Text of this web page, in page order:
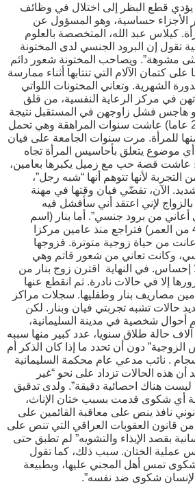
يؤدي قطع البظر إلى اختلال في وظائف
الأجزاء حساسية، وهو المسؤول عن
كيلاس عبد الله، المتخصصة بالعلوم
تقول إن البرود الجنسي لدى المختونة
مشوهة”. ويصاحب المختونة شعور دائم
كتمان الآلام التي تنتابها أثناء ممارسة
الشهرية. وتعاني المختونات اللواتي
في مركز الرعاية النفسية، من قلق
أو هاجس فشل زاوجهن في المستقبل نتيجة
للبرود الجنسي. فيان (24 عاما) عاشت سنوات المراهقة وهي تحمل
للمرأة. مرت سنوات الجامعة على فيان
موضوع يتعلق بأحاسيس المرأة تجاه
عاشت قصة حب مع زميل يكبرها بعامين،
لأنها تتوهم أنها “شبه رجل”،
الآن، تقضّي فيان وقتها في مهنة
بالزواج لإني اعتقد أني سأفشل فيه
من برود جنسي”. أما بنار (اسم
مستعار لامراة في الـ 42 من العمر) فتراجع منذ عامين مركزا
عانت من حياة زوجية متوترة. فزوجها
وكانت تعاني من شعور قاتم وهي
إحساس. في النهاية اقترن زوج بنار من
إلا في حالات نادرة. ثم انقطع عنها
مصاريف بنار وطفليها. سجلات مراكز
حالات تشبه تجربتي فيان وبنار. لكن
في 3 محاكم أحوال شخصية في مدينة السليمانية،
تشير إلى أن هناك نحو 6 آلاف حالة طلاق سنويا، عدد كبير منها سببه
دون أن تحدد ما إذا كان الذكر أم
. نائب مدعي عام محكمة السليمانية
أن هذه الحالات تزداد على نحو “غير
هناك احصائية دقيقة”. ولدى تدقيق
أي شكوى قدمت بسبب ختان الإناث،
نافذ ينص على معاقبة القائمين على
ختان الإناث. المادة 412 من قانون العقوبات العراقي التي تنص على
بقصد الإيذاء والتشويه” لم تطبق حتى
عملية الختان. سبب ذلك، كما تقول
تمس أهل المجني عليها، وبطبيعة
الإنسان شكوى ضد نفسه”.